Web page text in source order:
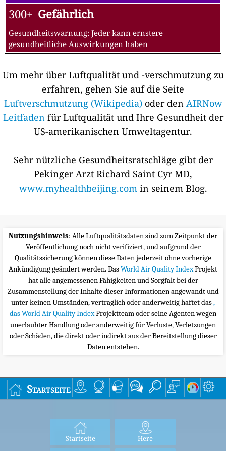
300+ Gefährlich
Gesundheitswarnung: Jeder kann ernstere
gesundheitliche Auswirkungen haben
Um mehr über Luftqualität und -verschmutzung zu
erfahren, gehen Sie auf die Seite
Luftverschmutzung (Wikipedia)oder den AIRNow
Leitfaden für Luftqualität und Ihre Gesundheit der
US-amerikanischen Umweltagentur.
Sehr nützliche Gesundheitsratschläge gibt der
Pekinger Arzt Richard Saint Cyr MD,
www.myhealthbeijing.comin seinem Blog.
Nutzungshinweis: Alle Luftqualitätsdaten sind zum Zeitpunkt der
Veröffentlichung noch nicht verifiziert, und aufgrund der
Qualitätssicherung können diese Daten jederzeit ohne vorherige
Ankündigung geändert werden. DasWorld Air Quality IndexProjekt
hat alle angemessenen Fähigkeiten und Sorgfalt bei der
Zusammenstellung der Inhalte dieser Informationen angewandt und
unter keinen Umständen, vertraglich oder anderweitig haftet das,
das World Air Quality IndexProjektteam oder seine Agenten wegen
unerlaubter Handlung oder anderweitig für Verluste, Verletzungen
oder Schäden, die direkt oder indirekt aus der Bereitstellung dieser
Daten entstehen.
Startseite
Startseite Here